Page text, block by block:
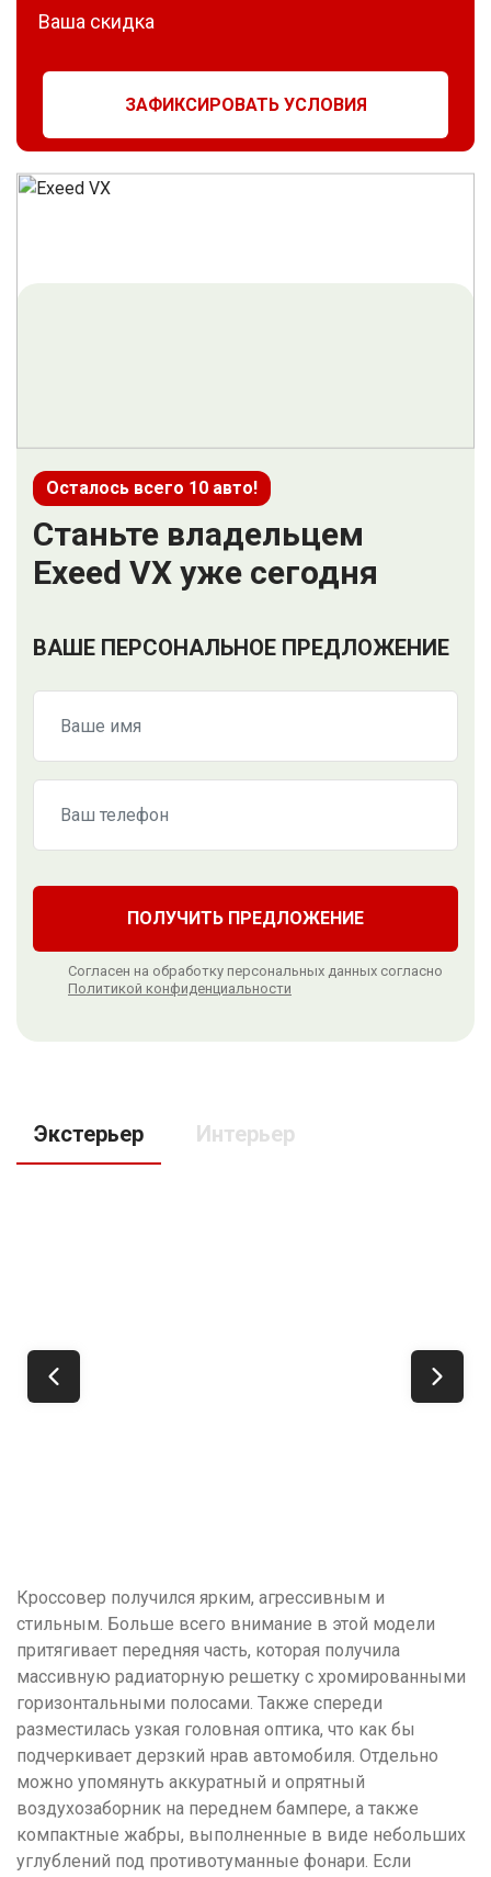
Ваша скидка
ЗАФИКСИРОВАТЬ УСЛОВИЯ
Осталось всего 10 авто!
Станьте владельцем
Exeed VX уже сегодня
ВАШЕ ПЕРСОНАЛЬНОЕ ПРЕДЛОЖЕНИЕ
ПОЛУЧИТЬ ПРЕДЛОЖЕНИЕ
Согласен на обработку персональных данных согласно
Политикой конфиденциальности
Экстерьер Интерьер
Кроссовер получился ярким, агрессивным и
стильным. Больше всего внимание в этой модели
притягивает передняя часть, которая получила
массивную радиаторную решетку с хромированными
горизонтальными полосами. Также спереди
разместилась узкая головная оптика, что как бы
подчеркивает дерзкий нрав автомобиля. Отдельно
можно упомянуть аккуратный и опрятный
воздухозаборник на переднем бампере, а также
компактные жабры, выполненные в виде небольших
углублений под противотуманные фонари. Если